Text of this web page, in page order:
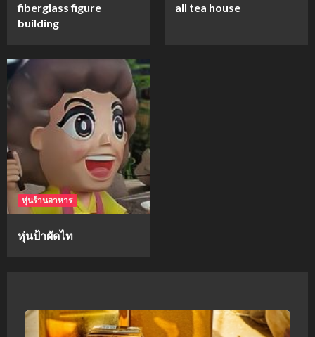
5
ม็อคอัพน้ำมันวังว่าน
fiberglass figure
building
all tea house
หุ่นร้านอาหาร
หุ่นป้าผัดไท